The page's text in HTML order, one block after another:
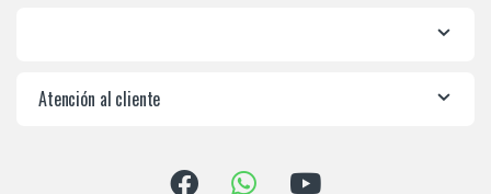
Atención al cliente